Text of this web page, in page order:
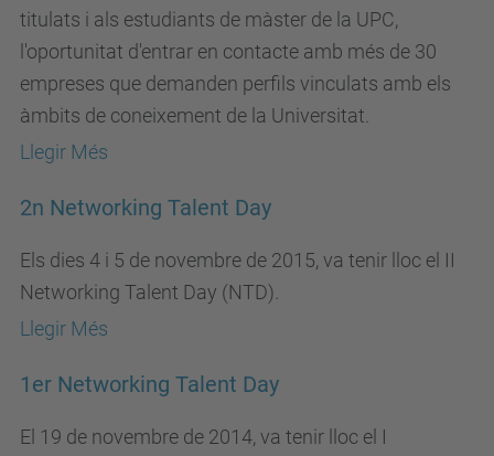
titulats i als estudiants de màster de la UPC,
l'oportunitat d'entrar en contacte amb més de 30
empreses que demanden perfils vinculats amb els
àmbits de coneixement de la Universitat.
Llegir Més
2n Networking Talent Day
Els dies 4 i 5 de novembre de 2015, va tenir lloc el II
Networking Talent Day (NTD).
Llegir Més
1er Networking Talent Day
El 19 de novembre de 2014, va tenir lloc el I